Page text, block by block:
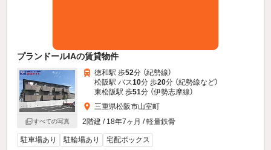
プランドールIAの賃貸物件
すべての写真
徳和駅 歩52分 （紀勢線）
松阪駅 バス10分 歩20分 （紀勢線など）
東松阪駅 歩51分 （伊勢志摩線）
三重県松阪市山室町
2階建 / 18年7ヶ月 / 軽量鉄骨
駐車場あり 駐輪場あり 宅配ボックス